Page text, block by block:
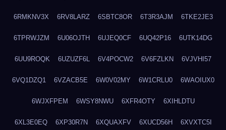
6RMKNV3X 6RV8LARZ 6SBTC8OR 6T3R3AJM 6TKE2JE3
6TPRWJZM 6U06OJTH 6UJEQ0CF 6UQ42P16 6UTK14DG
6UU9ROQK 6UZUZF6L 6V4POCW2 6V6FZLKN 6VJVHI57
6VQ1DZQ1 6VZACB5E 6W0V02MY 6W1CRLU0 6WAOIUX0
6WJXFPEM 6WSY8NWU 6XFR4OTY 6XIHLDTU
6XL3E0EQ 6XP30R7N 6XQUAXFV 6XUCD56H 6XVXTC5I